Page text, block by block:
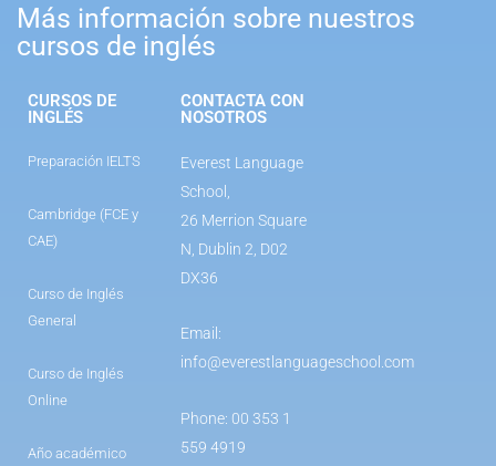
Más información sobre nuestros
cursos de inglés
CURSOS DE
INGLÉS
Preparación IELTS
Cambridge (FCE y
CAE)
Curso de Inglés
General
Curso de Inglés
Online
Año académico
CONTACTA CON
NOSOTROS
Everest Language
School,
26 Merrion Square
N, Dublin 2, D02
DX36
Email:
info@everestlanguageschool.com
Phone: 00 353 1
559 4919